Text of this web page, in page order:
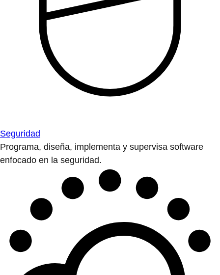
Seguridad
Programa, diseña, implementa y supervisa software
enfocado en la seguridad.